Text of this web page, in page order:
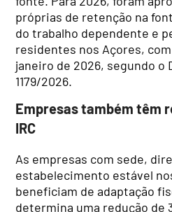
próprias de retenção na
do trabalho dependente e
residentes nos Açores,
janeiro de 2026, segundo o
1179/2026.
Empresas também têm
IRC
As empresas com sede,
estabelecimento estável
beneficiam de adaptação
determina uma redução de